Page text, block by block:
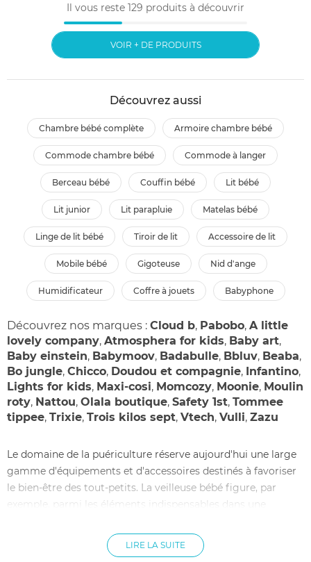
Il vous reste 129 produits à découvrir
VOIR + DE PRODUITS
Découvrez aussi
chambre bébé complète armoire chambre bébé
commode chambre bébé commode à langer
berceau bébé couffin bébé lit bébé
lit junior lit parapluie matelas bébé
linge de lit bébé tiroir de lit accessoire de lit
mobile bébé gigoteuse nid d'ange
humidificateur coffre à jouets babyphone
Découvrez nos marques : Cloud b, Pabobo, A little
lovely company, Atmosphera for kids, Baby art,
Baby einstein, Babymoov, Badabulle, Bbluv, Beaba,
Bo jungle, Chicco, Doudou et compagnie, Infantino,
Lights for kids, Maxi-cosi, Momcozy, Moonie, Moulin
roty, Nattou, Olala boutique, Safety 1st, Tommee
tippee, Trixie, Trois kilos sept, Vtech, Vulli, Zazu
Le domaine de la puériculture réserve aujourd'hui une large
gamme d'équipements et d'accessoires destinés à favoriser
le bien-être des tout-petits. La veilleuse bébé figure, par
exemple, parmi les éléments indispensables dans une
un cadeau de naissance peuvent choisir une veilleuse
LIRE LA SUITE